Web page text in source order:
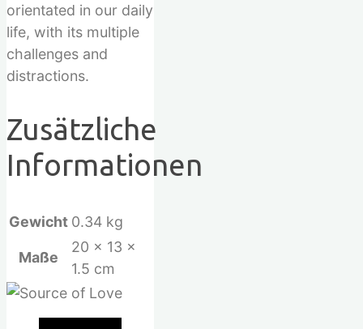
orientated in our daily
life, with its multiple
challenges and
distractions.
Zusätzliche
Informationen
Gewicht 0.34 kg
Maße
20 × 13 ×
1.5 cm